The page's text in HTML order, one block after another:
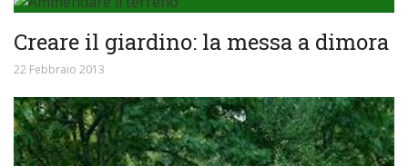
Creare il giardino: la messa a dimora
22 Febbraio 2013